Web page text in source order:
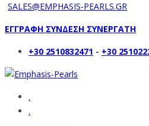
SALES@EMPHASIS-PEARLS.GR
ΕΓΓΡΑΦΗ ΣΥΝΔΕΣΗ ΣΥΝΕΡΓΑΤΗ
+30 2510832471 - +30
.
.